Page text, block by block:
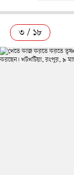
৩ / ১৮